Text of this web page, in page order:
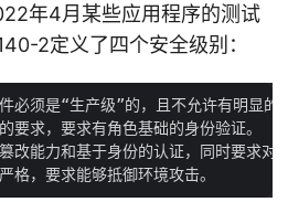
年4月某些应用程序的测试
2定义了四个安全级别：